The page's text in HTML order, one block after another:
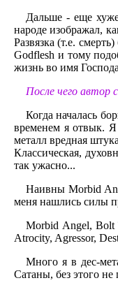
Дальше - еще
народе изображал,
Развязка (т.е.
Godflesh и тому
жизнь во имя
После чего автор
Когда началась
временем я отвык.
металл вредная
Классическая,
так ужасно...
Наивны Morbid
меня нашлись силы
Morbid Angel, Bolt
Atrocity, Agressor,
Много я в дес-
Сатаны, без этого